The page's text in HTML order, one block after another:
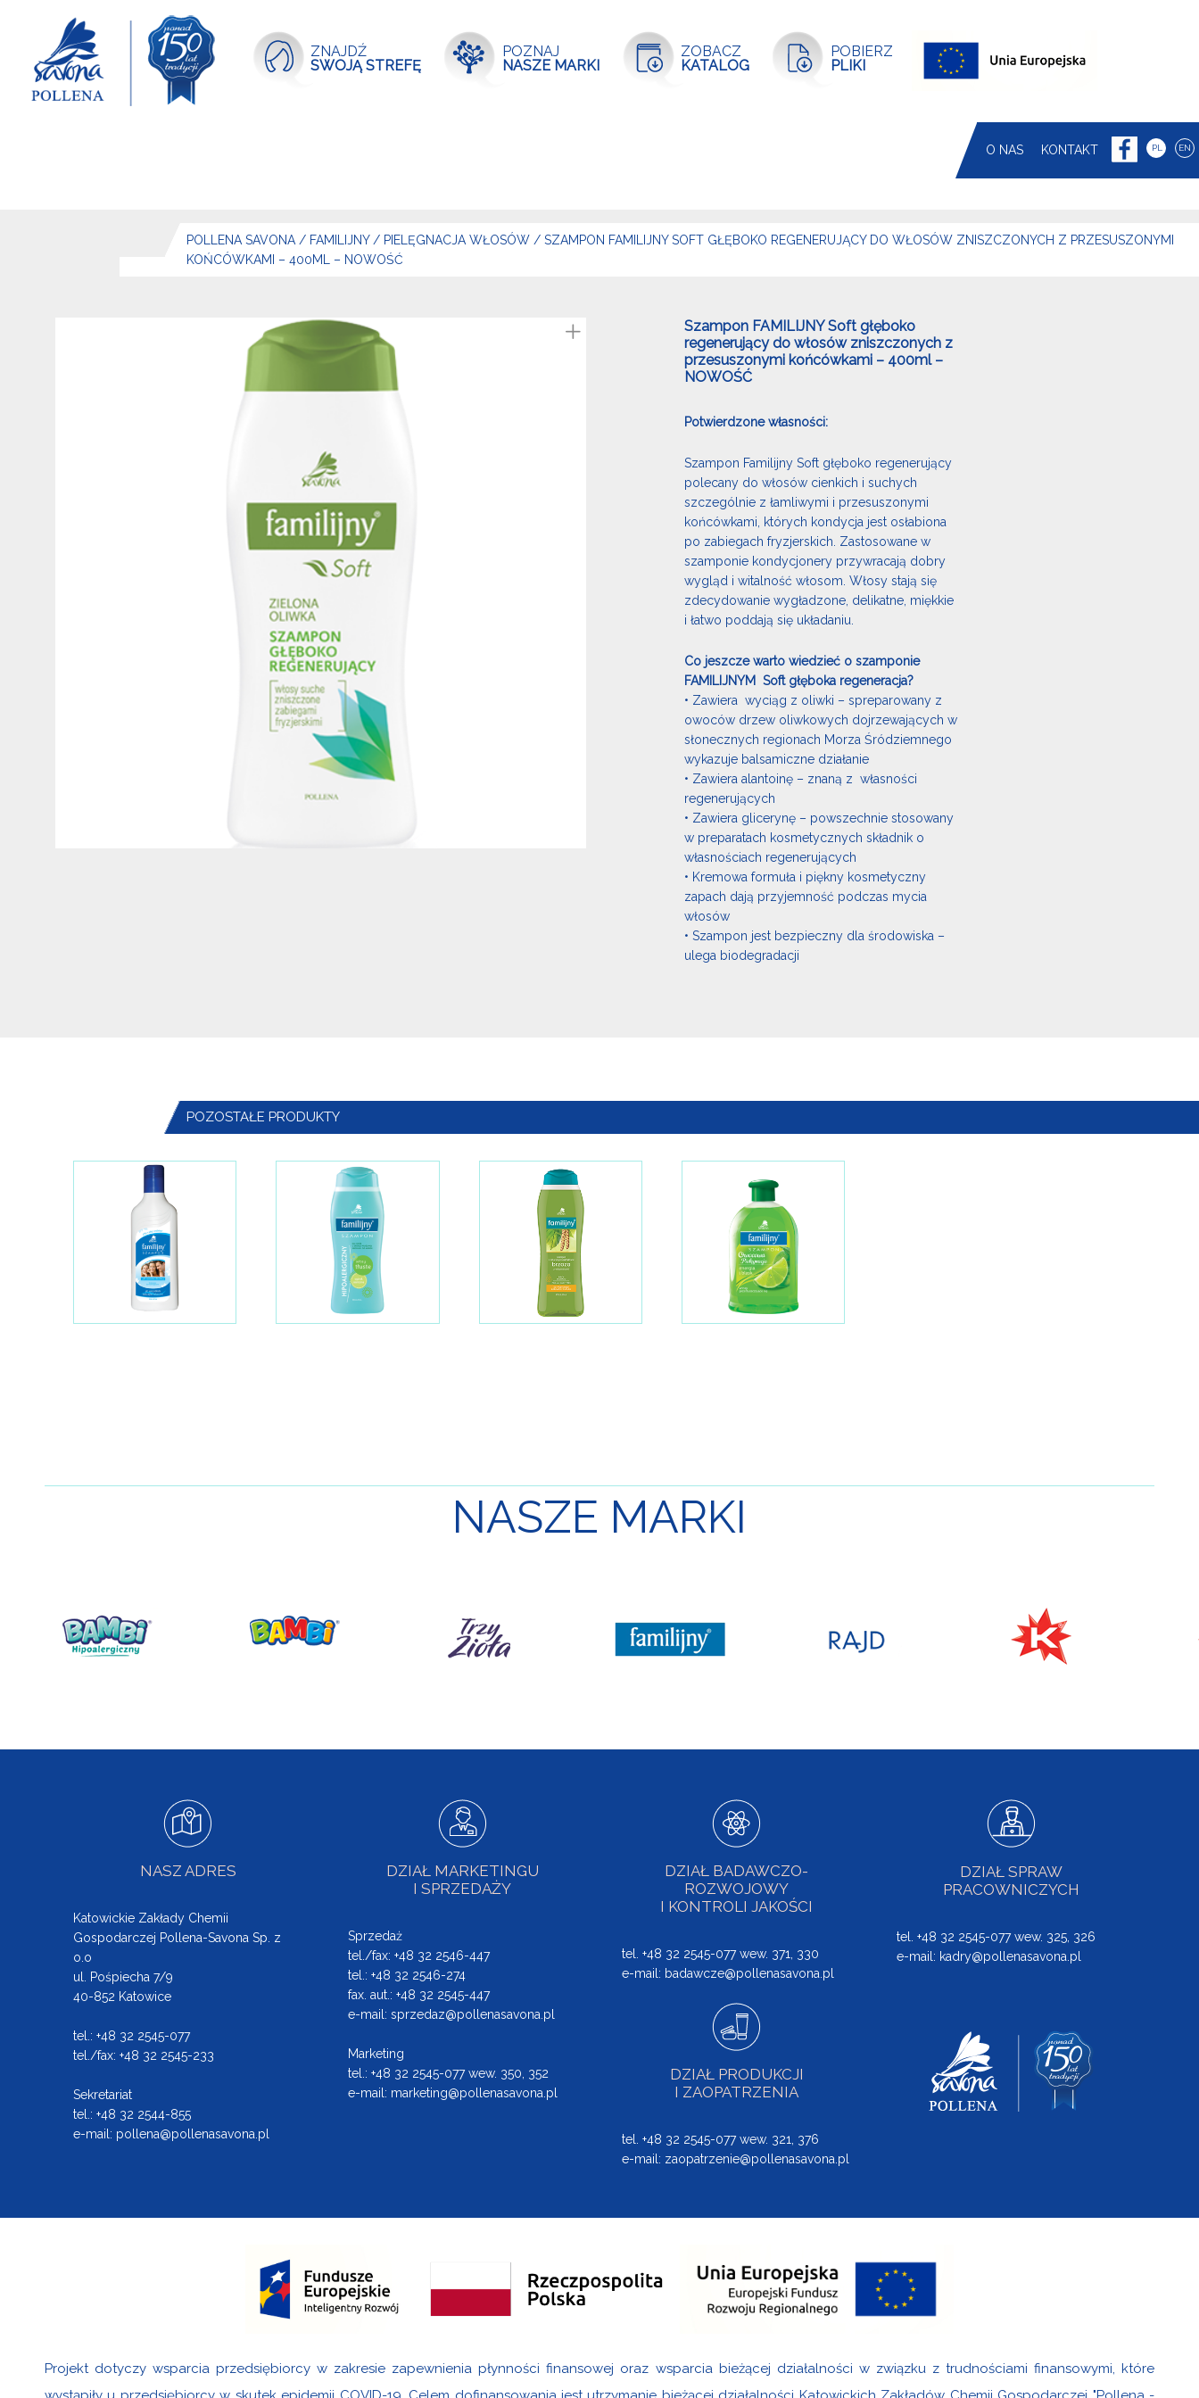
ZNAJDŹ
SWOJĄ STREFĘ
POZNAJ
NASZE MARKI
ZOBACZ
KATALOG
POBIERZ
PLIKI
O NAS KONTAKT PL EN
POLLENA SAVONA / FAMILIJNY/ PIELĘGNACJA WŁOSÓW /SZAMPON FAMILIJNY SOFT GŁĘBOKO REGENERUJĄCY DO WŁOSÓW ZNISZCZONYCH Z PRZESUSZONYMI
KOŃCÓWKAMI – 400ML – NOWOŚĆ
Szampon FAMILIJNY Soft głęboko
regenerujący do włosów zniszczonych z
przesuszonymi końcówkami – 400ml –
NOWOŚĆ
Potwierdzone własności:
Szampon Familijny Soft głęboko regenerujący
polecany do włosów cienkich i suchych
szczególnie z łamliwymi i przesuszonymi
końcówkami, których kondycja jest osłabiona
po zabiegach fryzjerskich. Zastosowane w
szamponie kondycjonery przywracają dobry
wygląd i witalność włosom. Włosy stają się
zdecydowanie wygładzone, delikatne, miękkie
i łatwo poddają się układaniu.
Co jeszcze warto wiedzieć o szamponie
FAMILIJNYM Soft głęboka regeneracja?
• Zawiera wyciąg z oliwki – spreparowany z
owoców drzew oliwkowych dojrzewających w
słonecznych regionach Morza Śródziemnego
wykazuje balsamiczne działanie
• Zawiera alantoinę – znaną z własności
regenerujących
• Zawiera glicerynę – powszechnie stosowany
w preparatach kosmetycznych składnik o
własnościach regenerujących
• Kremowa formuła i piękny kosmetyczny
zapach dają przyjemność podczas mycia
włosów
• Szampon jest bezpieczny dla środowiska –
ulega biodegradacji
POZOSTAŁE PRODUKTY
NASZE MARKI
NASZ ADRES
Katowickie Zakłady Chemii
Gospodarczej Pollena-Savona Sp. z
o.o
ul. Pośpiecha 7/9
40-852 Katowice
tel.: +48 32 2545-077
tel./fax: +48 32 2545-233
Sekretariat
tel.: +48 32 2544-855
e-mail: pollena@pollenasavona.pl
DZIAŁ MARKETINGU
I SPRZEDAŻY
Sprzedaż
tel./fax: +48 32 2546-447
tel.: +48 32 2546-274
fax. aut.: +48 32 2545-447
e-mail: sprzedaz@pollenasavona.pl
Marketing
tel.: +48 32 2545-077 wew. 350, 352
e-mail: marketing@pollenasavona.pl
DZIAŁ BADAWCZO-
ROZWOJOWY
I KONTROLI JAKOŚCI
tel. +48 32 2545-077 wew. 371, 330
e-mail: badawcze@pollenasavona.pl
DZIAŁ PRODUKCJI
I ZAOPATRZENIA
tel. +48 32 2545-077 wew. 321, 376
e-mail: zaopatrzenie@pollenasavona.pl
DZIAŁ SPRAW
PRACOWNICZYCH
tel. +48 32 2545-077 wew. 325, 326
e-mail: kadry@pollenasavona.pl
Projekt dotyczy wsparcia przedsiębiorcy w zakresie zapewnienia płynności finansowej oraz wsparcia bieżącej działalności w związku z trudnościami finansowymi, które